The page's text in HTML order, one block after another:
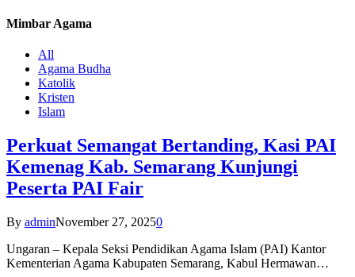
Mimbar Agama
All
Agama Budha
Katolik
Kristen
Islam
Perkuat Semangat Bertanding, Kasi PAI
Kemenag Kab. Semarang Kunjungi
Peserta PAI Fair
By adminNovember 27, 20250
Ungaran – Kepala Seksi Pendidikan Agama Islam (PAI) Kantor
Kementerian Agama Kabupaten Semarang, Kabul Hermawan…